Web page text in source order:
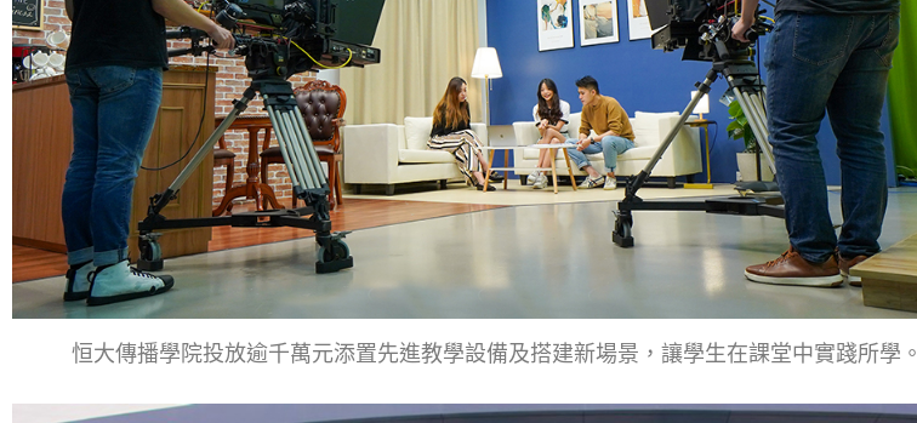
恒大傳播學院投放逾千萬元添置先進教學設備及搭建新場景，讓學生在課堂中實踐所學。